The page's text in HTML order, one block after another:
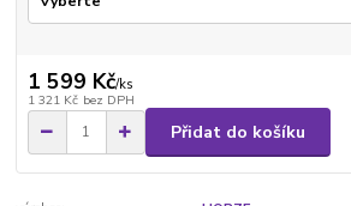
1 599 Kč/ks
1 321 Kč bez DPH
Přidat do košíku